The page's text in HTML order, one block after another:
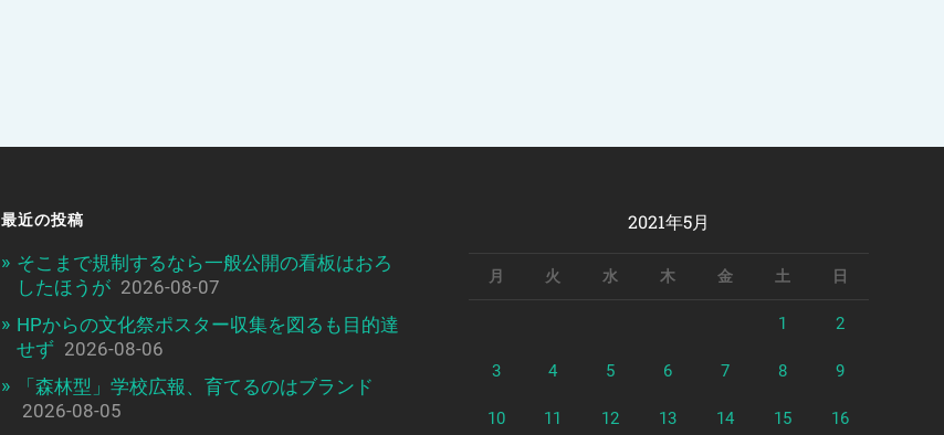
最近の投稿
そこまで規制するなら一般公開の看板はおろ
したほうが 2026-08-07
HPからの文化祭ポスター収集を図るも目的達
せず 2026-08-06
「森林型」学校広報、育てるのはブランド
2026-08-05
2021年5月
月 火 水 木 金 土 日
1 2
3 4 5 6 7 8 9
10 11 12 13 14 15 16